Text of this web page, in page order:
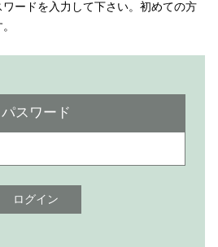
ードを入力して下さい。初めての方
パスワード
ログイン